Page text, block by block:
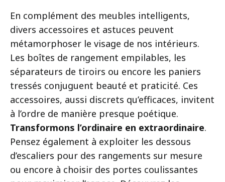
En complément des meubles intelligents,
divers accessoires et astuces peuvent
métamorphoser le visage de nos intérieurs.
Les boîtes de rangement empilables, les
séparateurs de tiroirs ou encore les paniers
tressés conjuguent beauté et praticité. Ces
accessoires, aussi discrets qu’efficaces, invitent
à l’ordre de manière presque poétique.
Transformons l’ordinaire en extraordinaire.
Pensez également à exploiter les dessous
d’escaliers pour des rangements sur mesure
ou encore à choisir des portes coulissantes